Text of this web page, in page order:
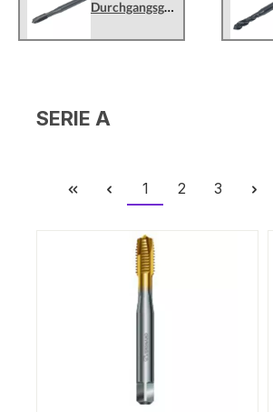
Durchgangsgewindebohrer
SERIE A
Seite
1 Seite
2 Seite
3